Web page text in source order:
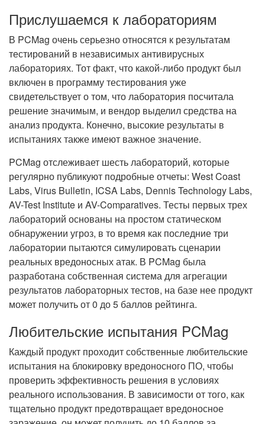
Прислушаемся к лабораториям
В PCMag очень серьезно относятся к результатам
тестирований в независимых антивирусных
лабораториях. Тот факт, что какой-либо продукт был
включен в программу тестирования уже
свидетельствует о том, что лаборатория посчитала
решение значимым, и вендор выделил средства на
анализ продукта. Конечно, высокие результаты в
испытаниях также имеют важное значение.
PCMag отслеживает шесть лабораторий, которые
регулярно публикуют подробные отчеты: West Coast
Labs, Virus Bulletin, ICSA Labs, Dennis Technology Labs,
AV-Test Institute и AV-Comparatives. Тесты первых трех
лабораторий основаны на простом статическом
обнаружении угроз, в то время как последние три
лаборатории пытаются симулировать сценарии
реальных вредоносных атак. В PCMag была
разработана собственная система для агрегации
результатов лабораторных тестов, на базе нее продукт
может получить от 0 до 5 баллов рейтинга.
Любительские испытания PCMag
Каждый продукт проходит собственные любительские
испытания на блокировку вредоносного ПО, чтобы
проверить эффективность решения в условиях
реального использования. В зависимости от того, как
тщательно продукт предотвращает вредоносное